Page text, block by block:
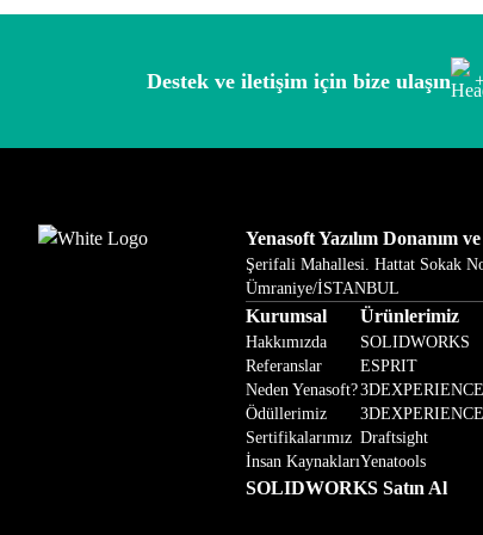
Destek ve iletişim için bize ulaşın
Yenasoft Yazılım Donanım
Şerifali Mahallesi. Hattat Sokak
Ümraniye/İSTANBUL
Kurumsal
Hakkımızda
Referanslar
Neden Yenasoft?
Ödüllerimiz
Sertifikalarımız
İnsan Kaynakları
Ürünlerimiz
SOLIDWORKS
ESPRIT
Draftsight
Yenatools
SOLIDWORKS Satın Al